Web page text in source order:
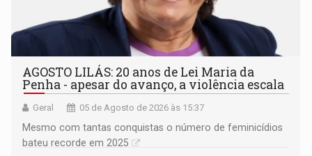
AGOSTO LILÁS: 20 anos de Lei Maria da
Penha - apesar do avanço, a violência escala
Geral 05 de Agosto de 2026 às 15:37
Mesmo com tantas conquistas o número de feminicídios
bateu recorde em 2025